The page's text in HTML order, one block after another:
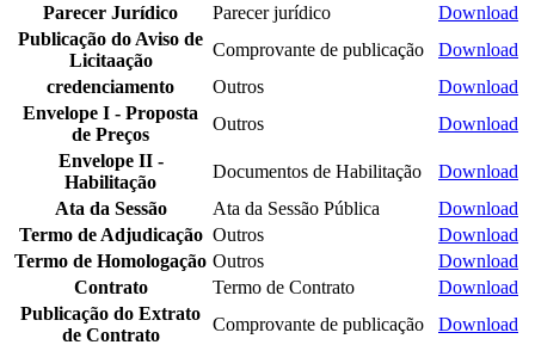
Parecer Jurídico
Parecer jurídico
Download
Publicação do Aviso de
Licitaação
Comprovante de publicação
Download
credenciamento
Outros
Download
Envelope I - Proposta
de Preços
Outros
Download
Envelope II -
Habilitação
Documentos de Habilitação
Download
Ata da Sessão
Ata da Sessão Pública
Download
Termo de Adjudicação Outros
Download
Termo de Homologação Outros
Download
Contrato
Termo de Contrato
Download
Publicação do Extrato
de Contrato
Comprovante de publicação Download